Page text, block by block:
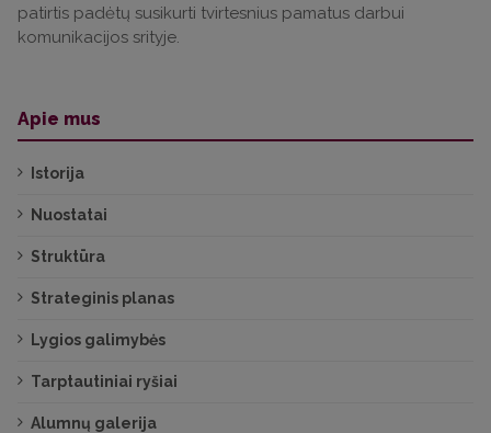
patirtis padėtų susikurti tvirtesnius pamatus darbui
komunikacijos srityje.
Apie mus
Istorija
Nuostatai
Struktūra
Strateginis planas
Lygios galimybės
Tarptautiniai ryšiai
Alumnų galerija